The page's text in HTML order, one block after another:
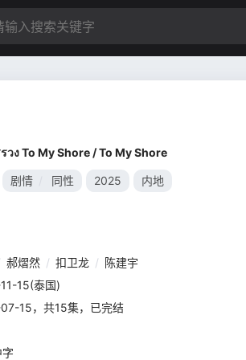
วง To My Shore / To My Shore
剧情 同性 2025 内地
郝熠然 / 扣卫龙 / 陈建宇
15(泰国)
15，共15集，已完结